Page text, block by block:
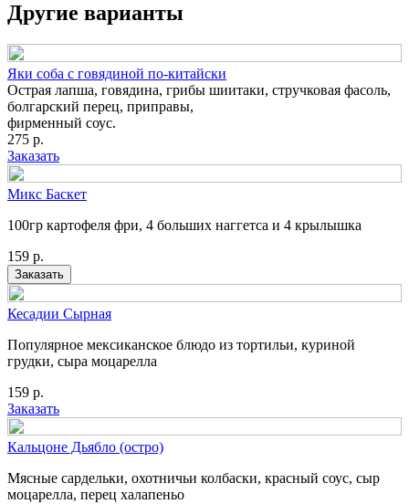
Другие варианты
Яки соба с говядиной по-китайски
Острая лапша, говядина, грибы шиитаки, стручковая фасоль,
болгарский перец, приправы,
фирменный соус.
275 р.
Заказать
Микс Баскет
100гр картофеля фри, 4 больших наггетса и 4 крылышка
159 р.
Заказать
Кесадии Сырная
Популярное мексиканское блюдо из тортильи, куриной
грудки, сыра моцарелла
159 р.
Заказать
Кальцоне Дьябло (остро)
Мясные сардельки, охотничьи колбаски, красный соус, сыр
моцарелла, перец халапеньо